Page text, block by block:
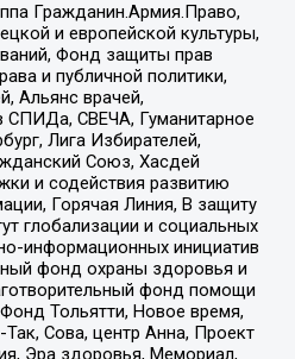
Гражданин.Армия.Право,
и европейской культуры,
Фонд защиты прав
и публичной политики,
Альянс врачей,
СВЕЧА, Гуманитарное
Лига Избирателей,
Союз, Хасдей
и содействия развитию
Горячая Линия, В защиту
глобализации и социальных
информационных инициатив
фонд охраны здоровья и
фонд помощи
Тольятти, Новое время,
Так, Сова, центр Анна, Проект
Эра здоровья, Мемориал,